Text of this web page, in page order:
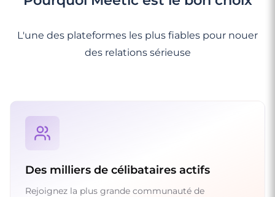
L'une des plateformes les plus fiables pour nouer
des relations sérieuse
Des milliers de célibataires actifs
Rejoignez la plus grande communauté de